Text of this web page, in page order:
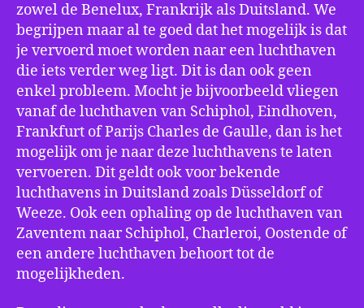
zowel de Benelux, Frankrijk als Duitsland. We
begrijpen maar al te goed dat het mogelijk is dat
je vervoerd moet worden naar een luchthaven
die iets verder weg ligt. Dit is dan ook geen
enkel probleem. Mocht je bijvoorbeeld vliegen
vanaf de luchthaven van Schiphol, Eindhoven,
Frankfurt of Parijs Charles de Gaulle, dan is het
mogelijk om je naar deze luchthavens te laten
vervoeren. Dit geldt ook voor bekende
luchthavens in Duitsland zoals Düsseldorf of
Weeze. Ook een ophaling op de luchthaven van
Zaventem naar Schiphol, Charleroi, Oostende of
een andere luchthaven behoort tot de
mogelijkheden.